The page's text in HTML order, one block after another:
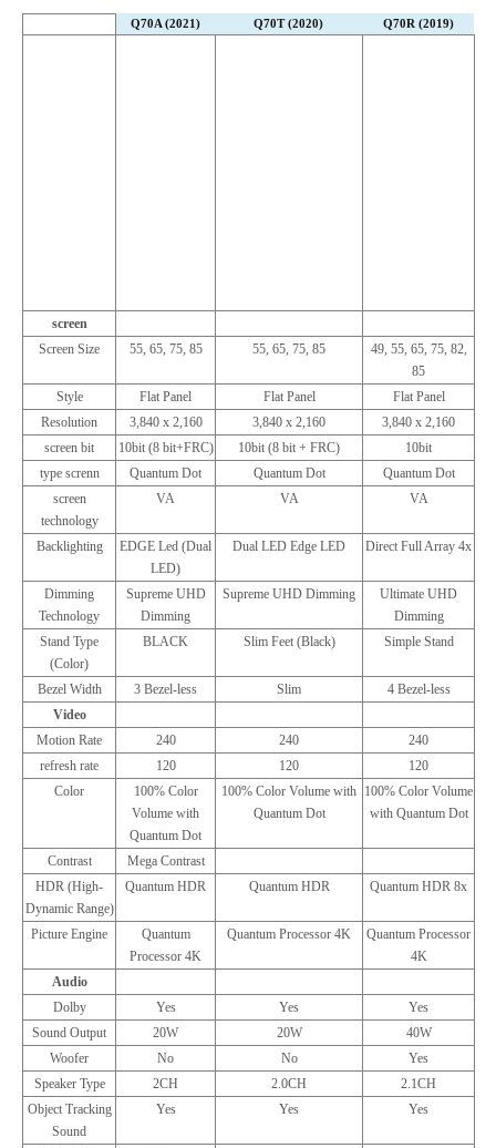
Q70A (2021) Q70T (2020) Q70R (2019)
screen
Screen Size
55, 65, 75, 85 55, 65, 75, 85
49, 55, 65, 75, 82,
85
Style
Flat Panel Flat Panel
Flat Panel
Resolution
3,840 x 2,160 3,840 x 2,160
3,840 x 2,160
screen bit
10bit (8 bit+FRC) 10bit (8 bit + FRC)
10bit
type screnn
Quantum Dot Quantum Dot
Quantum Dot
screen
technology
VA VA VA
Backlighting
EDGE Led (Dual
LED)
Dual LED Edge LED Direct Full Array 4x
Dimming
Technology
Supreme UHD
Dimming
Supreme UHD Dimming
Ultimate UHD
Dimming
Stand Type
(Color)
BLACK Slim Feet (Black) Simple Stand
Bezel Width 3 Bezel-less Slim
4 Bezel-less
Video
Motion Rate
240 240
240
refresh rate
120 120
120
Color
100% Color
Volume with
Quantum Dot
100% Color Volume with
Quantum Dot
100% Color Volume
with Quantum Dot
Contrast
Mega Contrast
HDR (High-
Dynamic Range)
Quantum HDR Quantum HDR Quantum HDR 8x
Picture Engine
Quantum
Processor 4K
Quantum Processor 4K
Quantum Processor
4K
Audio
Dolby
Yes Yes
Yes
Sound Output
20W 20W
40W
Woofer
No No
Yes
Speaker Type
2CH 2.0CH
2.1CH
Object Tracking
Sound
Yes Yes Yes